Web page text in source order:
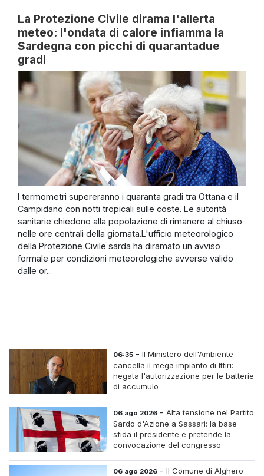
La Protezione Civile dirama l'allerta
meteo: l'ondata di calore infiamma la
Sardegna con picchi di quarantadue
gradi
I termometri supereranno i quaranta gradi tra Ottana e il
Campidano con notti tropicali sulle coste. Le autorità
sanitarie chiedono alla popolazione di rimanere al chiuso
nelle ore centrali della giornata.L'ufficio meteorologico
della Protezione Civile sarda ha diramato un avviso
formale per condizioni meteorologiche avverse valido
dalle or...
06:35 -Il Ministero dell'Ambiente
cancella il mega impianto di Ittiri:
negata l'autorizzazione per le batterie
di accumulo
06 ago 2026 -Alta tensione nel Partito
Sardo d'Azione a Sassari: la base
sfida il presidente e pretende la
convocazione del congresso
06 ago 2026 -Il Comune di Alghero